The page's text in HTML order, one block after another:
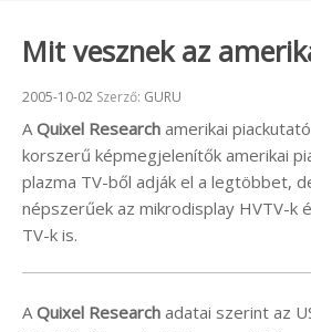
Mit vesznek az
Beküldve:
2005-10-02 Szerző: GURU
A Quixel Research amerikai
korszerű képmegjelenítők amerikai
plazma TV-ből adják el a legtöbbet,
népszerűek az mikrodisplay HVTV-k
TV-k is.
A Quixel Research adatai szerint az